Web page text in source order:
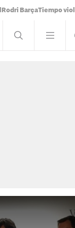
Rodri BarçaTiempo